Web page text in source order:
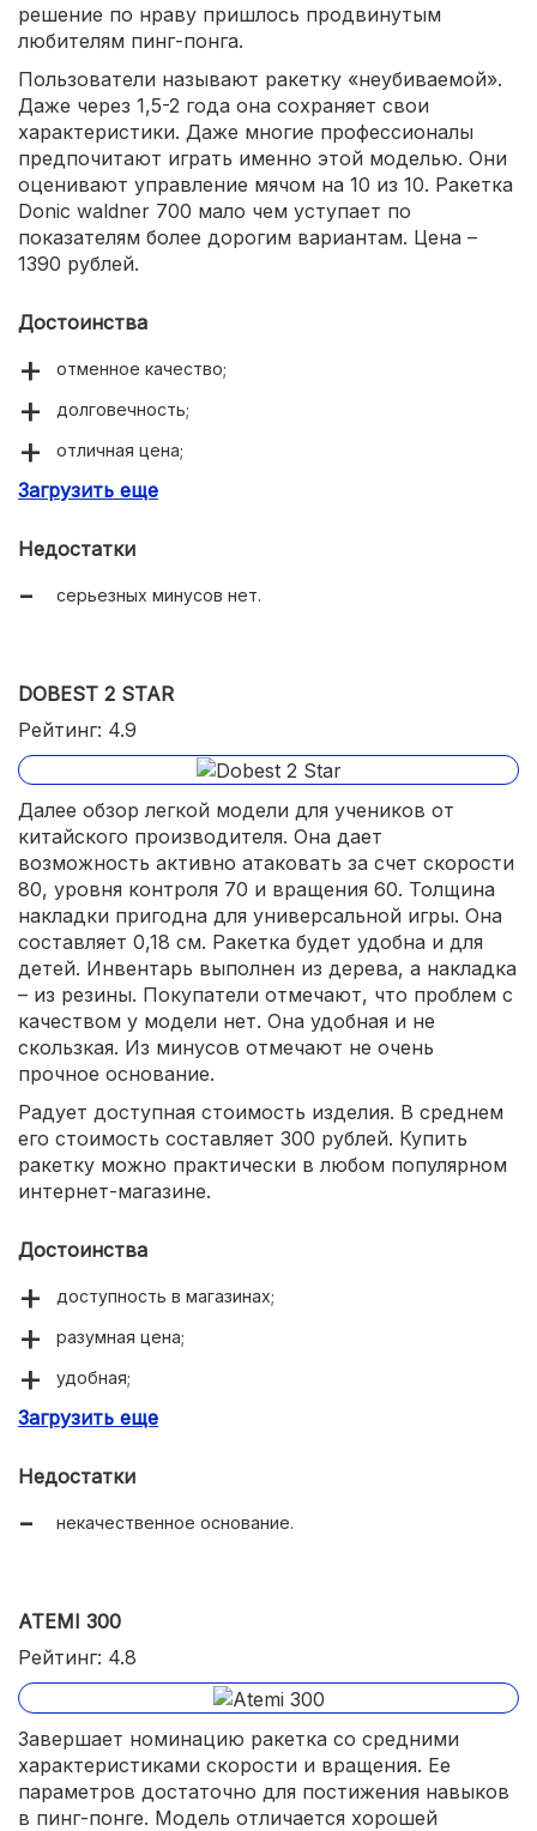
решение по нраву пришлось продвинутым
любителям пинг-понга.
Пользователи называют ракетку «неубиваемой».
Даже через 1,5-2 года она сохраняет свои
характеристики. Даже многие профессионалы
предпочитают играть именно этой моделью. Они
оценивают управление мячом на 10 из 10. Ракетка
Donic waldner 700 мало чем уступает по
показателям более дорогим вариантам. Цена –
1390 рублей.
Достоинства
отменное качество;
долговечность;
отличная цена;
кручение и контроль на высшем уровне.
Загрузить еще
Недостатки
серьезных минусов нет.
DOBEST 2 STAR
Рейтинг: 4.9
Далее обзор легкой модели для учеников от
китайского производителя. Она дает
возможность активно атаковать за счет скорости
80, уровня контроля 70 и вращения 60. Толщина
накладки пригодна для универсальной игры. Она
составляет 0,18 см. Ракетка будет удобна и для
детей. Инвентарь выполнен из дерева, а накладка
– из резины. Покупатели отмечают, что проблем с
качеством у модели нет. Она удобная и не
скользкая. Из минусов отмечают не очень
прочное основание.
Радует доступная стоимость изделия. В среднем
его стоимость составляет 300 рублей. Купить
ракетку можно практически в любом популярном
интернет-магазине.
Достоинства
доступность в магазинах;
разумная цена;
удобная;
не скользит.
Загрузить еще
Недостатки
некачественное основание.
ATEMI 300
Рейтинг: 4.8
Завершает номинацию ракетка со средними
характеристиками скорости и вращения. Ее
параметров достаточно для постижения навыков
в пинг-понге. Модель отличается хорошей